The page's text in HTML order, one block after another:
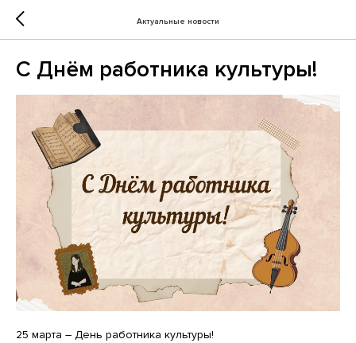
Актуальные новости
С Днём работника культуры!
25 марта – День работника культуры!